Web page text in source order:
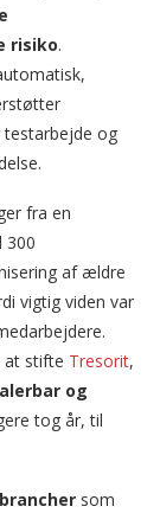
risiko.
og
fra en
300
af ældre
vigtig viden var
at stifte Tresorit,
og
tog år, til
som